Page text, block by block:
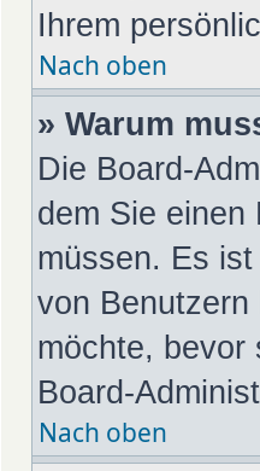
Ihrem
Nach oben
» Warum
Die Board-
dem Sie einen
müssen. Es
von
möchte, bevor
Board-
Nach oben